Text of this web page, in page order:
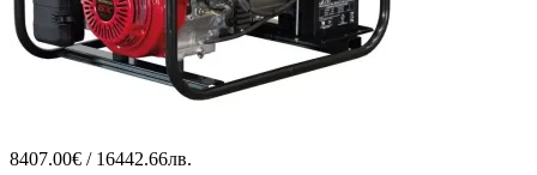
8407.00€ / 16442.66лв.